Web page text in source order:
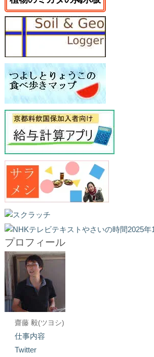
プロフィール
齋藤 毅(ツヨシ)
仕事内容
Twitter